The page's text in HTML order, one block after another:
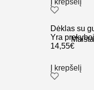
Į krepšelį
Dėklas su
Yra
14,55€
Į krepšelį